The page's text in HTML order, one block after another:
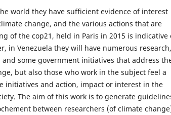
world they have sufficient evidence of interest
change, and the various actions that are
of the cop21, held in Paris in 2015 is indicative
in Venezuela they will have numerous research,
some government initiatives that address
but also those who work in the subject feel a
initiatives and action, impact or interest in the
The aim of this work is to generate
between researchers (of climate